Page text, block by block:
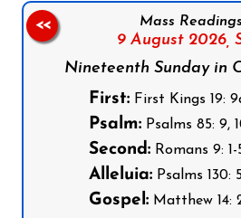
Mass
9 August 2026,
Nineteenth Sunday in
First: First Kings 19:
Psalm: Psalms 85: 9,
Second: Romans 9: 1-
Alleluia: Psalms 130:
Gospel: Matthew 14:
<<